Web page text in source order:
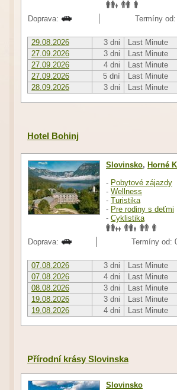
Doprava:
Termíny
29.08.2026 3 dni Last Minute
27.09.2026
3 dni Last Minute
27.09.2026
4 dni Last Minute
27.09.2026
5 dní Last Minute
28.09.2026
3 dni Last Minute
Hotel Bohinj
Slovinsko, Horné
- Pobytové zájazdy
- Wellness
- Turistika
- Pre rodiny s deťmi
- Cyklistika
Doprava:
Termíny od:
07.08.2026 3 dni Last Minute
07.08.2026
4 dni Last Minute
08.08.2026
3 dni Last Minute
19.08.2026
3 dni Last Minute
19.08.2026
4 dni Last Minute
Přírodní krásy Slovinska
Slovinsko